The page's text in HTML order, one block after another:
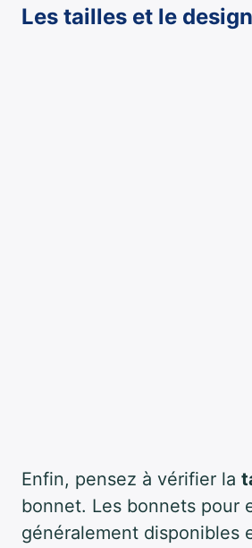
Les tailles et le design
Enfin, pensez à vérifier la
bonnet. Les bonnets pour
généralement disponibles